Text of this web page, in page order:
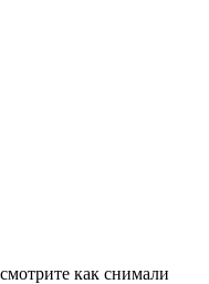
как снимали